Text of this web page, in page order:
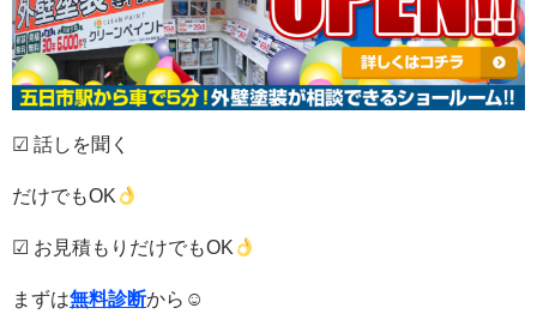
☑ 話しを聞く
だけでもOK
☑ お見積もりだけでもOK
まずは無料診断から☺